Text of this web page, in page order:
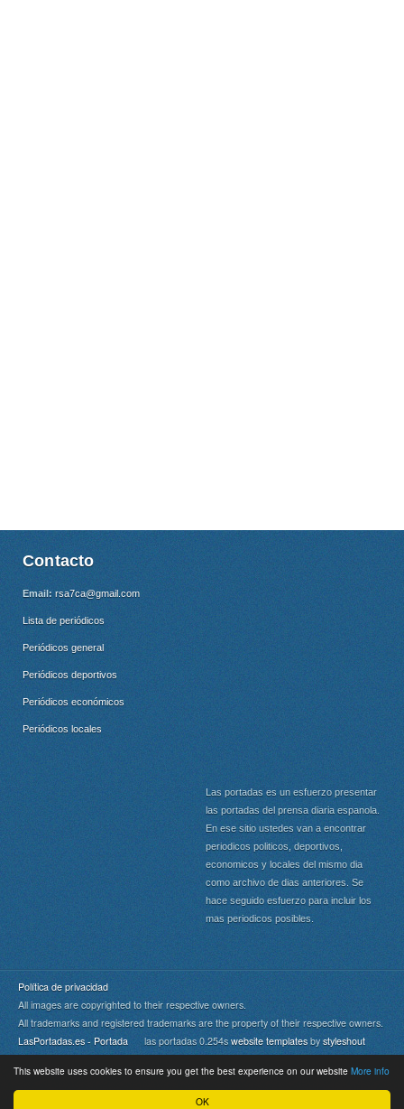
OK
This website uses cookies to ensure you get the best experience on our website More info
Contacto
Email: rsa7ca@gmail.com
Lista de periódicos
Periódicos general
Periódicos deportivos
Periódicos económicos
Periódicos locales
Las portadas es un esfuerzo presentar
las portadas del prensa diaria espanola.
En ese sitio ustedes van a encontrar
periodicos politicos, deportivos,
economicos y locales del mismo dia
como archivo de dias anteriores. Se
hace seguido esfuerzo para incluir los
mas periodicos posibles.
Política de privacidad
All images are copyrighted to their respective owners.
All trademarks and registered trademarks are the property of their respective owners.
LasPortadas.es - Portada las portadas 0.254s website templates by styleshout